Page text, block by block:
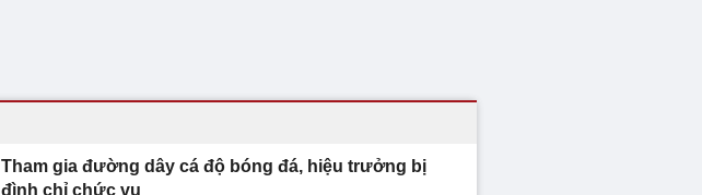
Tham gia đường dây cá độ bóng đá, hiệu trưởng bị
đình chỉ chức vụ